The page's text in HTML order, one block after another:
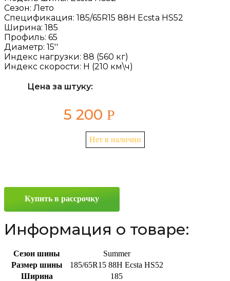
Сезон: Лето
Спецификация: 185/65R15 88H Ecsta HS52
Ширина: 185
Профиль: 65
Диаметр: 15''
Индекс нагрузки: 88 (560 кг)
Индекс скорости: H (210 км\ч)
Цена за штуку:
5 200 Р
Нет в наличии
Купить в рассрочку
Информация о товаре:
Сезон шины
Summer
Размер шины
185/65R15 88H Ecsta HS52
Ширина
185